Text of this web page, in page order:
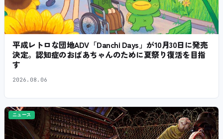
平成レトロな団地ADV「Danchi Days」が10月30日に発売
決定。認知症のおばあちゃんのために夏祭り復活を目指
す
2026.08.06
ニュース